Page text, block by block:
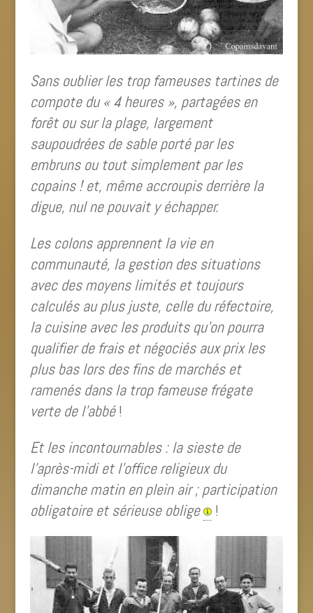
Sans oublier les trop fameuses tartines de
compote du « 4 heures », partagées en
forêt ou sur la plage, largement
saupoudrées de sable porté par les
embruns ou tout simplement par les
copains ! et, même accroupis derrière la
digue, nul ne pouvait y échapper.
Les colons apprennent la vie en
communauté, la gestion des situations
avec des moyens limités et toujours
calculés au plus juste, celle du réfectoire,
la cuisine avec les produits qu’on pourra
qualifier de frais et négociés aux prix les
plus bas lors des fins de marchés et
ramenés dans la trop fameuse frégate
verte de l’abbé!
Et les incontournables : la sieste de
l’après-midi et l’office religieux du
dimanche matin en plein air ; participation
obligatoire et sérieuse oblige
!